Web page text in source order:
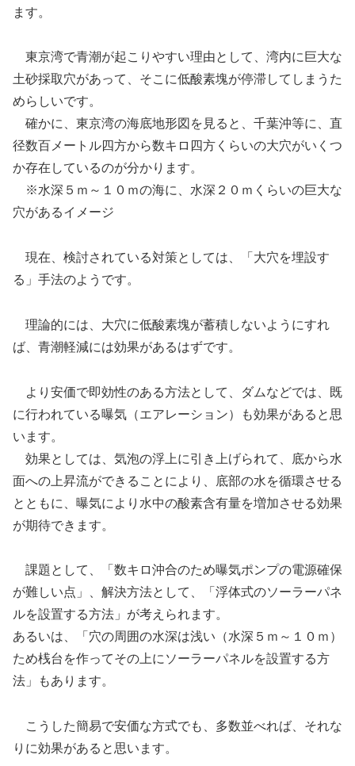
ます。
東京湾で青潮が起こりやすい理由として、湾内に巨大な
土砂採取穴があって、そこに低酸素塊が停滞してしまうた
めらしいです。
確かに、東京湾の海底地形図を見ると、千葉沖等に、直
径数百メートル四方から数キロ四方くらいの大穴がいくつ
か存在しているのが分かります。
※水深５ｍ～１０ｍの海に、水深２０ｍくらいの巨大な
穴があるイメージ
現在、検討されている対策としては、「大穴を埋設す
る」手法のようです。
理論的には、大穴に低酸素塊が蓄積しないようにすれ
ば、青潮軽減には効果があるはずです。
より安価で即効性のある方法として、ダムなどでは、既
に行われている曝気（エアレーション）も効果があると思
います。
効果としては、気泡の浮上に引き上げられて、底から水
面への上昇流ができることにより、底部の水を循環させる
とともに、曝気により水中の酸素含有量を増加させる効果
が期待できます。
課題として、「数キロ沖合のため曝気ポンプの電源確保
が難しい点」、解決方法として、「浮体式のソーラーパネ
ルを設置する方法」が考えられます。
あるいは、「穴の周囲の水深は浅い（水深５ｍ～１０ｍ）
ため桟台を作ってその上にソーラーパネルを設置する方
法」もあります。
こうした簡易で安価な方式でも、多数並べれば、それな
りに効果があると思います。